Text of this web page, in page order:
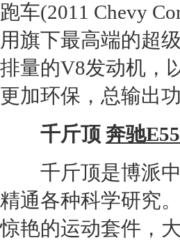
跑车(2011 Chevy
用旗下最高端的超级
排量的V8发动机 ，
更加环保 ，总输出
千斤顶 奔驰E
千斤顶是博派中
精通各种科学研究
惊艳的运动套件，